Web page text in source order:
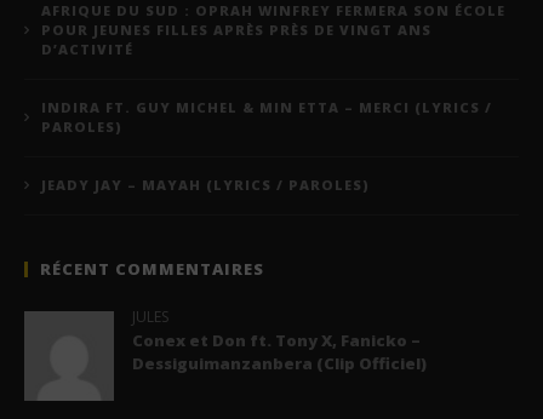
AFRIQUE DU SUD : OPRAH WINFREY FERMERA SON ÉCOLE
POUR JEUNES FILLES APRÈS PRÈS DE VINGT ANS
D’ACTIVITÉ
INDIRA FT. GUY MICHEL & MIN ETTA – MERCI (LYRICS /
PAROLES)
JEADY JAY – MAYAH (LYRICS / PAROLES)
RÉCENT COMMENTAIRES
JULES
Conex et Don ft. Tony X, Fanicko –
Dessiguimanzanbera (Clip Officiel)